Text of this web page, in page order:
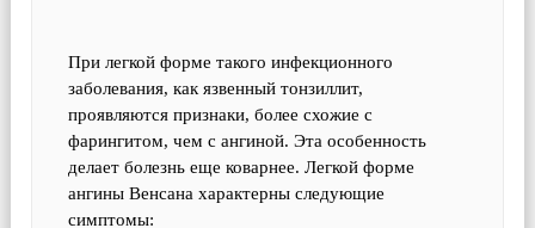
При легкой форме такого инфекционного
заболевания, как язвенный тонзиллит,
проявляются признаки, более схожие с
фарингитом, чем с ангиной. Эта особенность
делает болезнь еще коварнее. Легкой форме
ангины Венсана характерны следующие
симптомы: